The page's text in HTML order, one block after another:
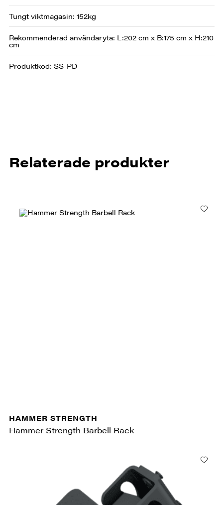
Tungt viktmagasin: 152kg
Rekommenderad användaryta: L:202 cm x B:175 cm x H:210
cm
Produktkod: SS-PD
Relaterade produkter
HAMMER STRENGTH
Hammer Strength Barbell Rack